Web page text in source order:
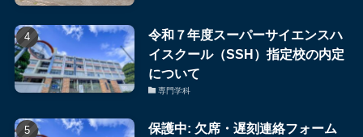
令和７年度スーパーサイエンスハ
イスクール（SSH）指定校の内定
について
専門学科
保護中: 欠席・遅刻連絡フォーム